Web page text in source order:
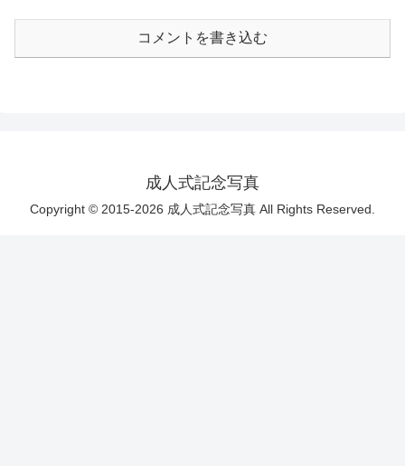
コメントを書き込む
成人式記念写真
Copyright © 2015-2026 成人式記念写真 All Rights Reserved.